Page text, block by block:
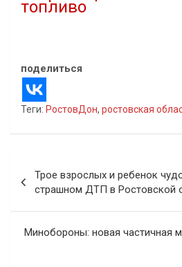
топливо
поделиться
Теги: РостовДон, ростовская
по
записям
Трое взрослых и ребенок
страшном ДТП в Ростовской
Минобороны: новая частичная